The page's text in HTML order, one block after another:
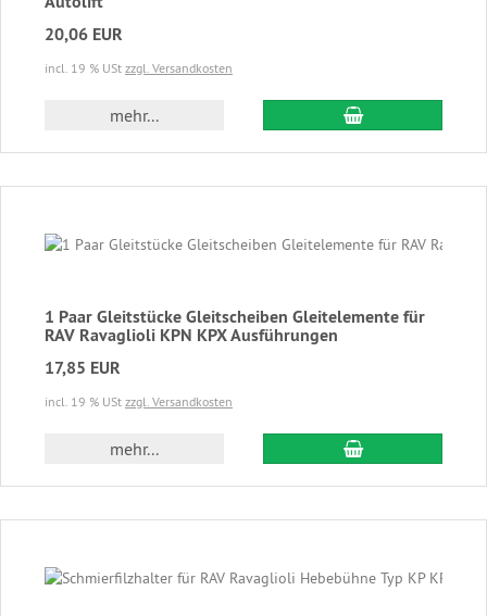
20,06 EUR
incl. 19 % USt zzgl. Versandkosten
mehr... In den
1 Paar Gleitstücke Gleitscheiben Gleitelemente für
RAV Ravaglioli KPN KPX Ausführungen
17,85 EUR
incl. 19 % USt zzgl. Versandkosten
mehr... In den